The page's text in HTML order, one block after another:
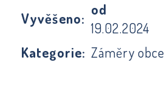
Vyvěšeno:
od
19.02.2024
Kategorie: Záměry obce